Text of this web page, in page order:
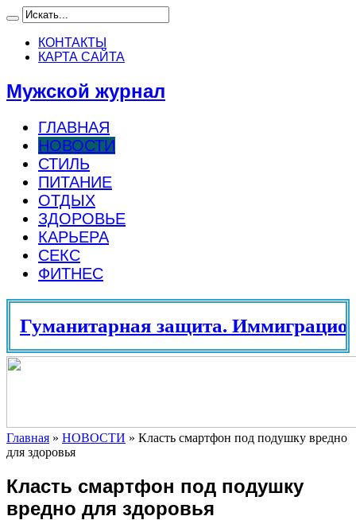
КОНТАКТЫ
КАРТА САЙТА
Мужской журнал
ГЛАВНАЯ
НОВОСТИ
СТИЛЬ
ПИТАНИЕ
ОТДЫХ
ЗДОРОВЬЕ
КАРЬЕРА
СЕКС
ФИТНЕС
Гуманитарная защита.
Главная » НОВОСТИ » Класть смартфон под подушку вредно
для здоровья
Класть смартфон под подушку
вредно для здоровья